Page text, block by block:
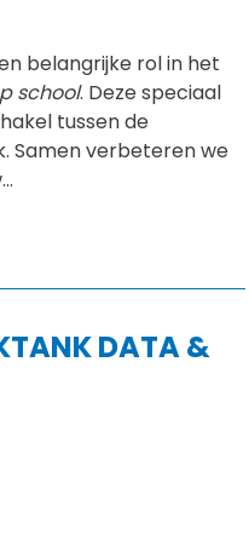
belangrijke rol in het
school. Deze speciaal
tussen de
Samen verbeteren we
DATA &